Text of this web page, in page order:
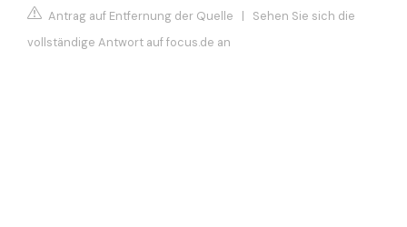
Antrag auf Entfernung der Quelle | Sehen Sie sich die
vollständige Antwort auf focus.de an